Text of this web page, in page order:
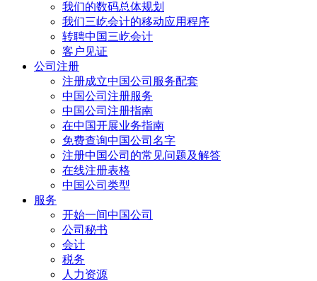
我们的数码总体规划
我们三屹会计的移动应用程序
转聘中国三屹会计
客户见证
公司注册
注册成立中国公司服务配套
中国公司注册服务
中国公司注册指南
在中国开展业务指南
免费查询中国公司名字
注册中国公司的常见问题及解答
在线注册表格
中国公司类型
服务
开始一间中国公司
公司秘书
会计
税务
人力资源